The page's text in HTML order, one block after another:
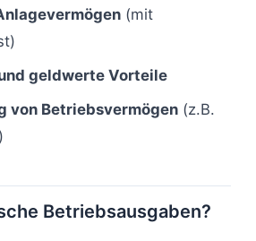
(mit
geldwerte Vorteile
von Betriebsvermögen (z.B.
Betriebsausgaben?